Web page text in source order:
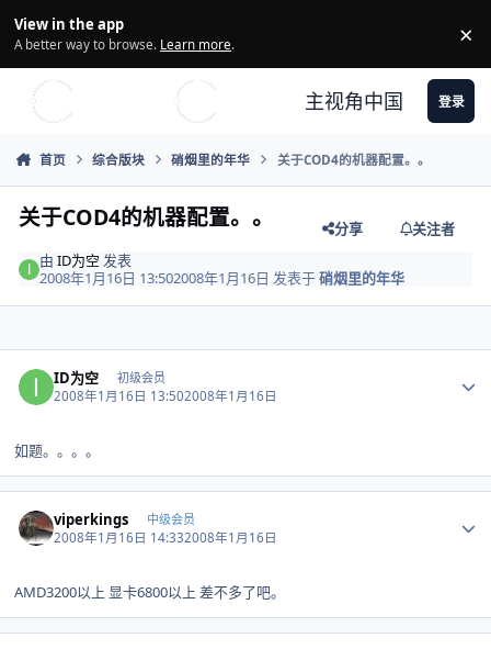
View in the app
A better way to browse. Learn more. ×
主视角中国 登录
首页 综合版块 硝烟里的年华 关于COD4的机器配置。。
关于COD4的机器配置。。 分享
关注者
由ID为空 发表
2008年1月16日 13:502008年1月16日 发表于硝烟里的年华
ID为空 初级会员
2008年1月16日 13:502008年1月16日
如题。。。。
viperkings 中级会员
2008年1月16日 14:332008年1月16日
AMD3200以上 显卡6800以上 差不多了吧。